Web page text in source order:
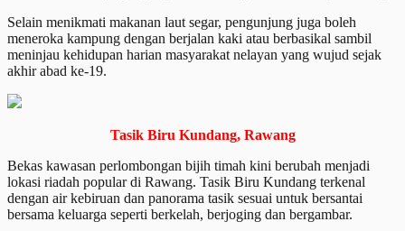
Selain menikmati makanan laut segar, pengunjung juga boleh
meneroka kampung dengan berjalan kaki atau berbasikal sambil
meninjau kehidupan harian masyarakat nelayan yang wujud sejak
akhir abad ke-19.
Tasik Biru Kundang, Rawang
Bekas kawasan perlombongan bijih timah kini berubah menjadi
lokasi riadah popular di Rawang. Tasik Biru Kundang terkenal
dengan air kebiruan dan panorama tasik sesuai untuk bersantai
bersama keluarga seperti berkelah, berjoging dan bergambar.